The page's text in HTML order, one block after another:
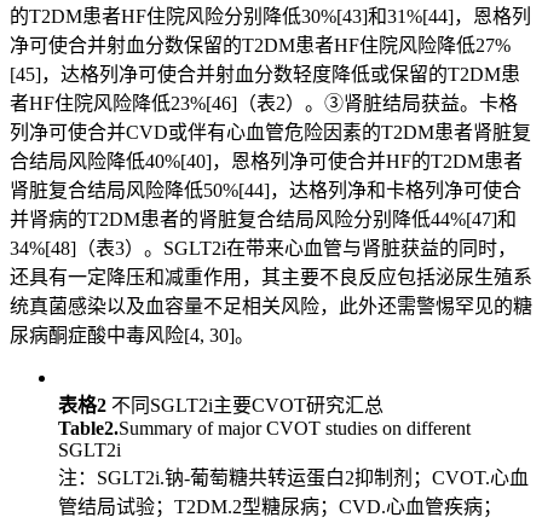
的T2DM患者HF住院风险分别降低30%[43]和31%[44]，恩格列
净可使合并射血分数保留的T2DM患者HF住院风险降低27%
[45]，达格列净可使合并射血分数轻度降低或保留的T2DM患
者HF住院风险降低23%[46]（表2）。③肾脏结局获益。卡格
列净可使合并CVD或伴有心血管危险因素的T2DM患者肾脏复
合结局风险降低40%[40]，恩格列净可使合并HF的T2DM患者
肾脏复合结局风险降低50%[44]，达格列净和卡格列净可使合
并肾病的T2DM患者的肾脏复合结局风险分别降低44%[47]和
34%[48]（表3）。SGLT2i在带来心血管与肾脏获益的同时，
还具有一定降压和减重作用，其主要不良反应包括泌尿生殖系
统真菌感染以及血容量不足相关风险，此外还需警惕罕见的糖
尿病酮症酸中毒风险[4, 30]。
表格2 不同SGLT2i主要CVOT研究汇总
Table2.Summary of major CVOT studies on different
SGLT2i
注：SGLT2i.钠-葡萄糖共转运蛋白2抑制剂；CVOT.心血
管结局试验；T2DM.2型糖尿病；CVD.心血管疾病；